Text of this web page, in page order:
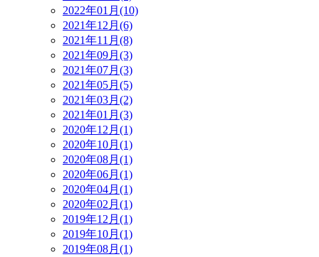
2022年01月(10)
2021年12月(6)
2021年11月(8)
2021年09月(3)
2021年07月(3)
2021年05月(5)
2021年03月(2)
2021年01月(3)
2020年12月(1)
2020年10月(1)
2020年08月(1)
2020年06月(1)
2020年04月(1)
2020年02月(1)
2019年12月(1)
2019年10月(1)
2019年08月(1)